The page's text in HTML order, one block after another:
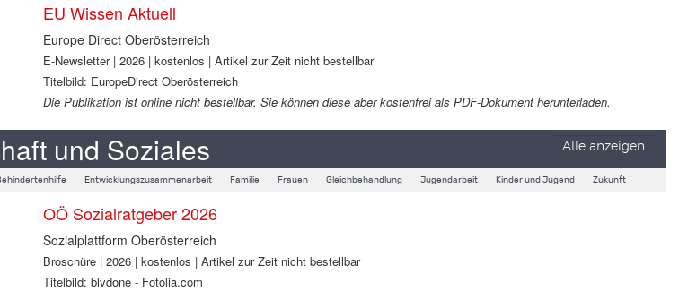
EU Wissen Aktuell
Europe Direct Oberösterreich
E-Newsletter | 2026 | kostenlos | Artikel zur Zeit nicht bestellbar
Titelbild: EuropeDirect Oberösterreich
Die Publikation ist online nicht bestellbar. Sie können diese aber kostenfrei als PDF-Dokument herunterladen.
und Soziales Alle anzeigen
Entwicklungszusammenarbeit Familie Frauen Gleichbehandlung Jugendarbeit Kinder und Jugend Zukunft
OÖ Sozialratgeber 2026
Sozialplattform Oberösterreich
Broschüre | 2026 | kostenlos | Artikel zur Zeit nicht bestellbar
Titelbild: blvdone - Fotolia.com